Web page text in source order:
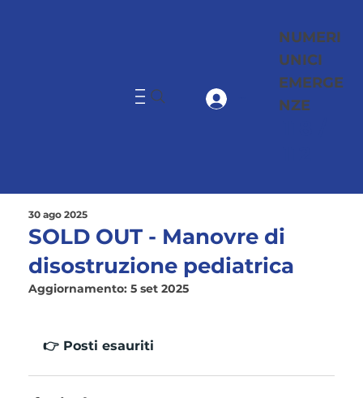
NUMERI
UNICI
EMERGE
NZE
SOLD OUT - Manovre di
disostruzione pediatrica
30 ago 2025
Aggiornamento:5 set 2025
👉 Posti esauriti